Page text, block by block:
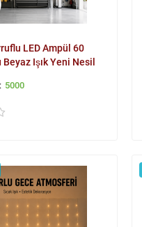
LED Ampül 60
Işık Yeni Nesil
5000